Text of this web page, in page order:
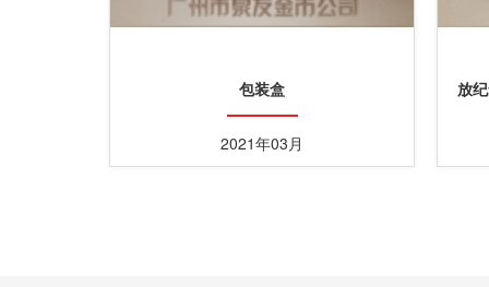
包装盒
2021年03月
放